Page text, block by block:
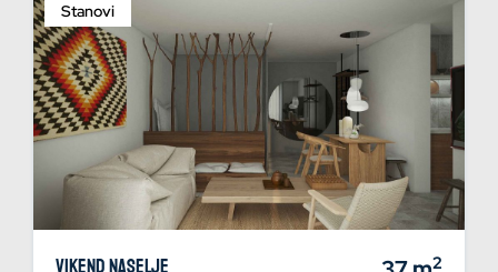
Stanovi
Vikend naselje 2